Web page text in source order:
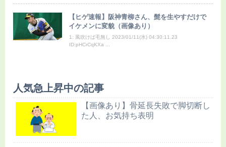
【ヒゲ速報】阪神青柳さん、髭を生やすだけで
イケメンに変貌（画像あり）
1: 風吹けば毛無し 2023/01/11(水) 04:30:11.23
ID:pHCrCqKXa ...
人気急上昇中の記事
【画像あり】骨延長失敗で脚切断し
た人、お気持ち表明